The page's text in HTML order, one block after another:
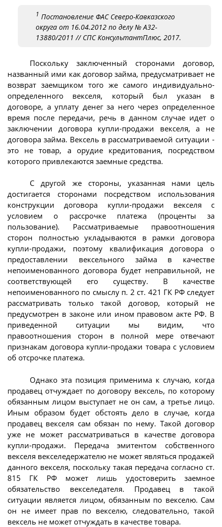
1 Постановление ФАС Северо-Кавказского
округа от 16.04.2012 по делу № А32-
13880/2011 // СПС КонсультантПлюс, 2017.
Поскольку заключенный сторонами договор,
названный ими как договор займа, предусматривает не
возврат заемщиком того же самого индивидуально-
определенного векселя, который был указан в
договоре, а уплату денег за него через определенное
время после передачи, речь в данном случае идет о
заключении договора купли-продажи векселя, а не
договора займа. Вексель в рассматриваемой ситуации -
это не товар, а орудие кредитования, посредством
которого привлекаются заемные средства.
С другой же стороны, указанная нами цель
достигается сторонами посредством использования
конструкции договора купли-продажи векселя с
условием о рассрочке платежа (проценты за
пользование). Рассматриваемые правоотношения
сторон полностью укладываются в рамки договора
купли-продажи, поэтому квалификация договора о
предоставлении вексельного займа в качестве
непоименованного договора будет неправильной, не
соответствующей его существу. В качестве
непоименованного по смыслу п. 2 ст. 421 ГК РФ следует
рассматривать только такой договор, который не
предусмотрен в законе или ином правовом акте РФ. В
приведенной ситуации мы видим, что
правоотношения сторон в полной мере отвечают
признакам договора купли-продажи товара с условием
об отсрочке платежа.
Однако эта позиция применима к случаю, когда
продавец отчуждает по договору вексель, по которому
обязанным лицом выступает не он сам, а третье лицо.
Иным образом будет обстоять дело в случае, когда
продавец векселя сам обязан по нему. Такой договор
уже не может рассматриваться в качестве договора
купли-продажи. Передача эмитентом собственного
векселя векселедержателю не может являться продажей
данного векселя, поскольку такая передача согласно ст.
815 ГК РФ может лишь удостоверить заемное
обязательство векселедателя. Продавец в такой
ситуации является лицом, обязанным по векселю. Сам
он не имеет прав по векселю, следовательно, такой
вексель не может отчуждать в качестве товара.